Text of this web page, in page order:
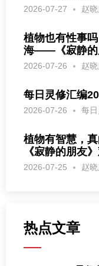
2026-07-27 赵晓
植物也有性事
海——《寂静的
2026-07-26 赵晓
每日灵修汇编
2026-07-26 每
植物有智慧，
《寂静的朋友
2026-07-25 赵晓
热点文章